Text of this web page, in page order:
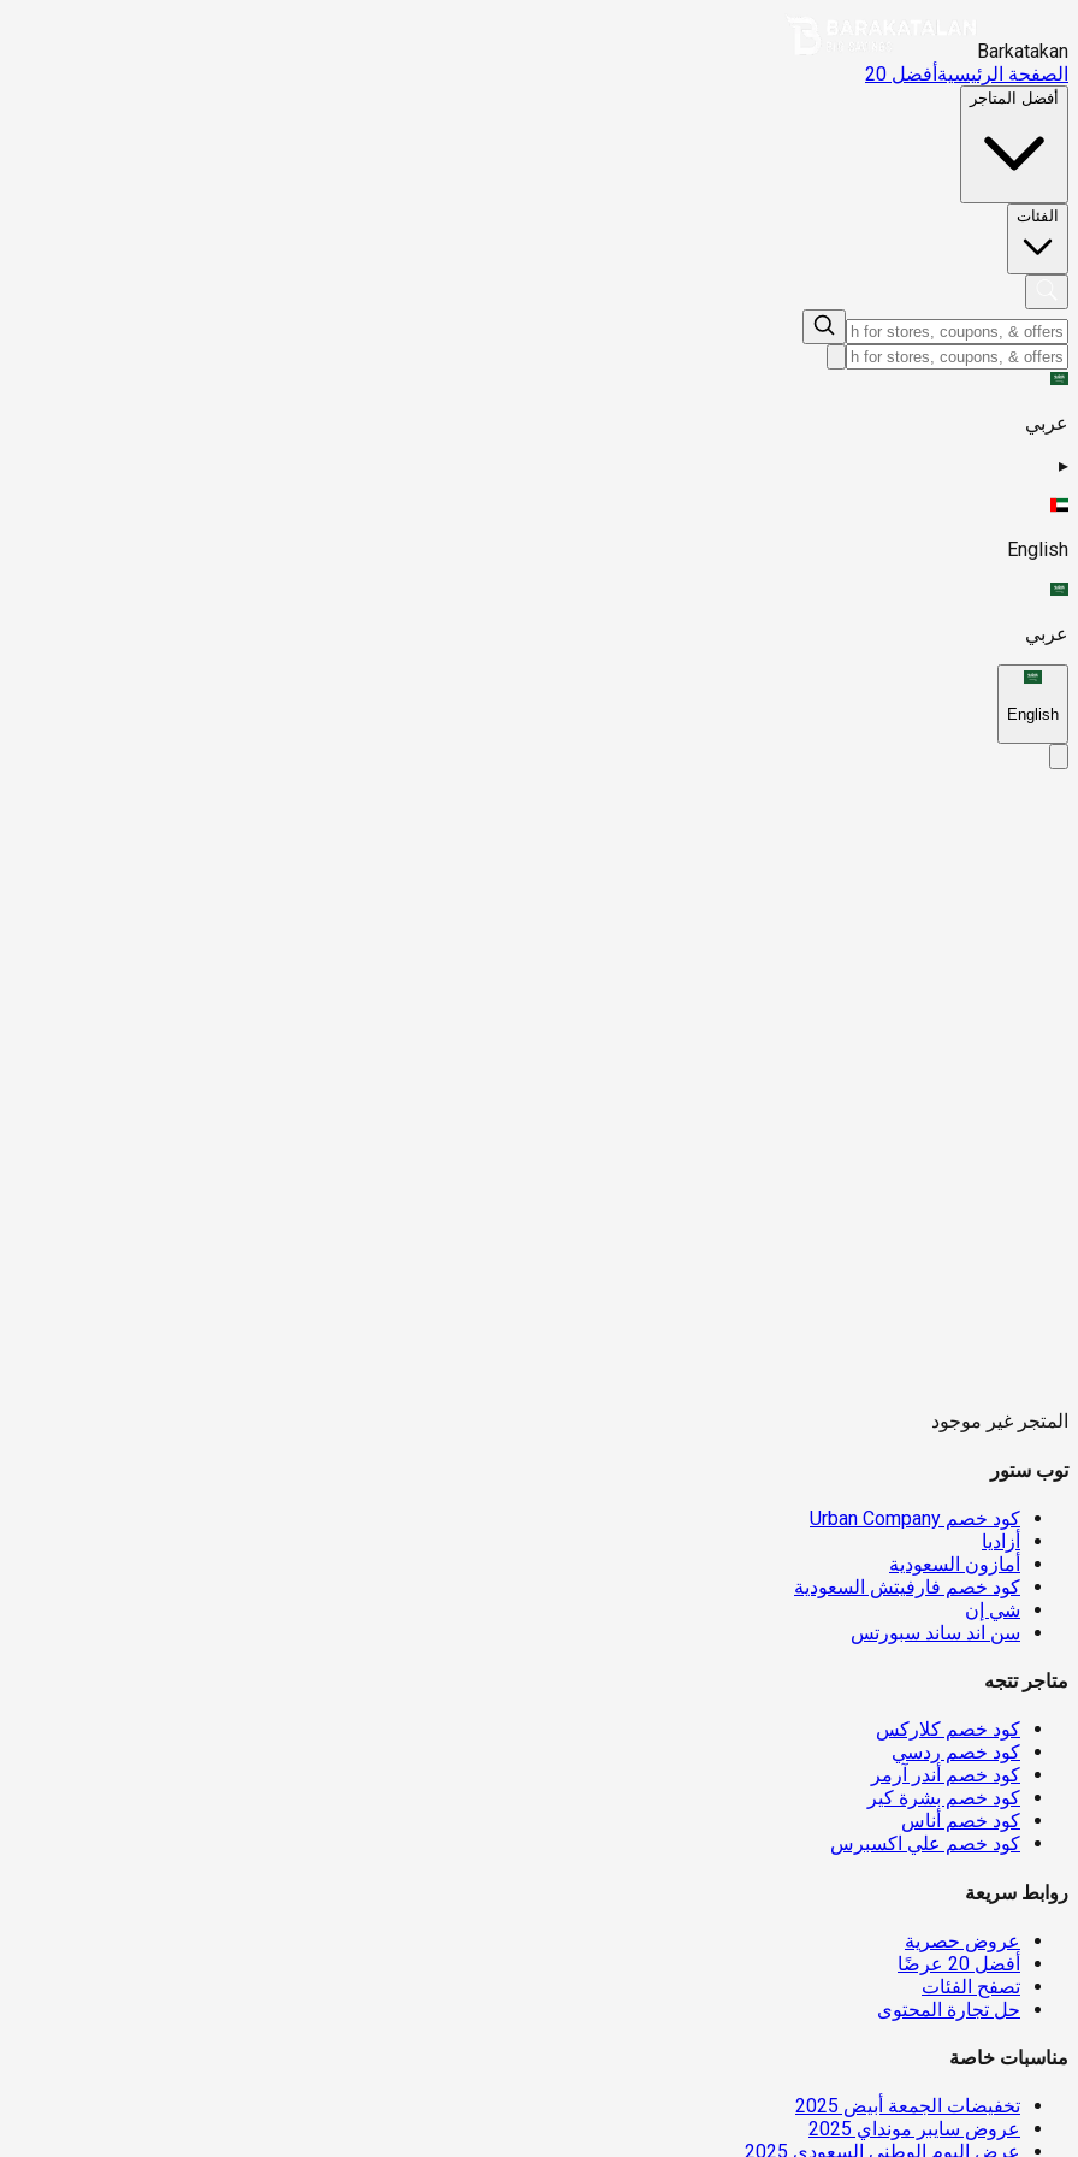
Barkatakan
الصفحة الرئيسيةأفضل 20
أفضل المتاجر
الفئات
عربي
▸
English
عربي
English
المتجر غير موجود
توب ستور
كود خصم Urban Company
أزاديا
أمازون السعودية
كود خصم فارفيتش السعودية
شي إن
سن اند ساند سبورتس
متاجر تتجه
كود خصم كلاركس
كود خصم ردسي
كود خصم أندر آرمر
كود خصم بشرة كير
كود خصم أناس
كود خصم علي اكسبرس
روابط سريعة
عروض حصرية
أفضل 20 عرضًا
تصفح الفئات
حل تجارة المحتوى
مناسبات خاصة
تخفيضات الجمعة أبيض 2025
عروض سايبر مونداي 2025
عرض اليوم الوطني السعودي 2025